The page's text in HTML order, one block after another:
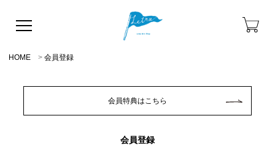
HOME 会員登録
会員特典はこちら
会員登録